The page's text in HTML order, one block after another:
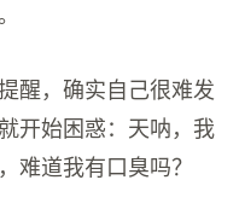
醒，确实自己很难发
开始困惑：天呐，我
难道我有口臭吗？